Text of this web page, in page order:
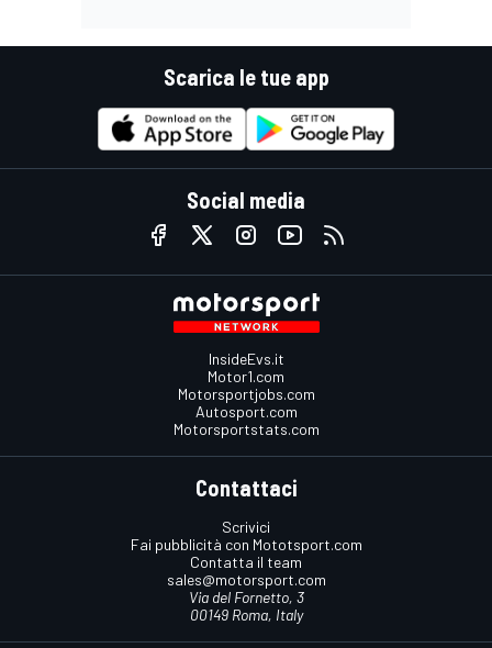
Scarica le tue app
Social media
InsideEvs.it
Motor1.com
Motorsportjobs.com
Autosport.com
Motorsportstats.com
Contattaci
Scrivici
Fai pubblicità con Mototsport.com
Contatta il team
sales@motorsport.com
Via del Fornetto, 3
00149 Roma, Italy